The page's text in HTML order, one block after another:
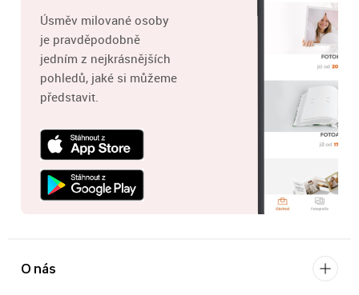
Úsměv milované osoby
je pravděpodobně
jedním z nejkrásnějších
pohledů, jaké si můžeme
představit.
O nás